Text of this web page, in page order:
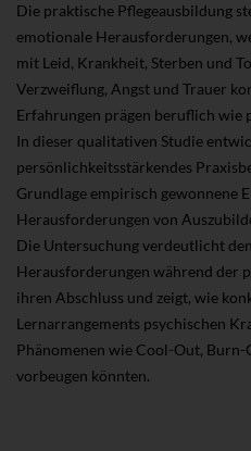
Die praktische Pflegeausbildung
emotionale Herausforderungen,
mit Leid, Krankheit, Sterben und
Verzweiflung, Angst und Trauer
Erfahrungen prägen beruflich wie
In dieser qualitativen Studie
persönlichkeitsstärkendes
Grundlage empirisch gewonnene
Herausforderungen von
Die Untersuchung verdeutlicht
Herausforderungen während der
ihren Abschluss und zeigt, wie
Lernarrangements psychischen
Phänomenen wie Cool-Out,
vorbeugen könnten.